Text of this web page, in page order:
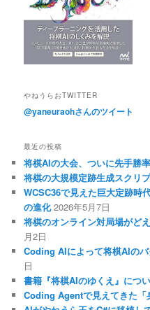
やねうらおTWITTER
@yaneuraohさんのツイート
最近の投稿
将棋AIの大会、ついに先手勝
将棋の大規模定跡生成スクリ
WCSC36で見えた巨大定跡
の進化 2026年5月7日
将棋のオンライン対局場がど
月2日
Coding AIによって将棋AIの
日
書籍『将棋AIのゆくえ』につ
Coding Agentで見えてきた「